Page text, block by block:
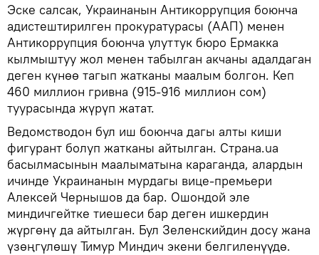
Эске салсак, Украинанын Антикоррупция боюнча
адистештирилген прокуратурасы (ААП) менен
Антикоррупция боюнча улуттук бюро Ермакка
кылмыштуу жол менен табылган акчаны адалдаган
деген күнөө тагып жатканы маалым болгон. Кеп
460 миллион гривна (915-916 миллион сом)
туурасында жүрүп жатат.
Ведомстводон бул иш боюнча дагы алты киши
фигурант болуп жатканы айтылган. Страна.ua
басылмасынын маалыматына караганда, алардын
ичинде Украинанын мурдагы вице-премьери
Алексей Чернышов да бар. Ошондой эле
миндичгейтке тиешеси бар деген ишкердин
жүргөнү да айтылган. Бул Зеленскийдин досу жана
үзөңгүлөшү Тимур Миндич экени белгиленүүдө.